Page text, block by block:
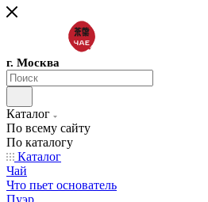
г. Москва
Каталог
По всему сайту
По каталогу
Каталог
Чай
Что пьет основатель
Пуэр